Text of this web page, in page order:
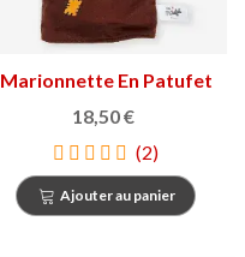
Marionnette En Patufet
18,50 €
(2)
Ajouter au panier